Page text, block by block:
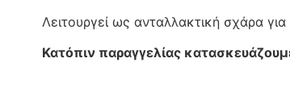
Λειτουργεί ως ανταλλακτική σχάρα
Κατόπιν παραγγελίας